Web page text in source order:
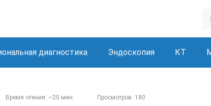
диагностика Эндоскопия КТ
Время чтения: ~20 мин. Просмотров: 180